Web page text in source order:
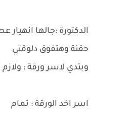
الدكتورة :جالها
حقنة وهتفوق دلوقتي
وبتدي لاسر ورقة :
اسر اخد الورقة : تمام